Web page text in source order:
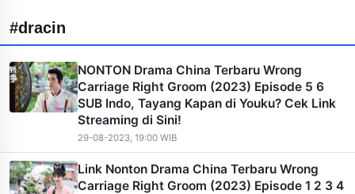
#dracin
NONTON Drama China Terbaru Wrong
Carriage Right Groom (2023) Episode 5 6
SUB Indo, Tayang Kapan di Youku? Cek Link
Streaming di Sini!
29-08-2023, 19:00 WIB
Link Nonton Drama China Terbaru Wrong
Carriage Right Groom (2023) Episode 1 2 3 4